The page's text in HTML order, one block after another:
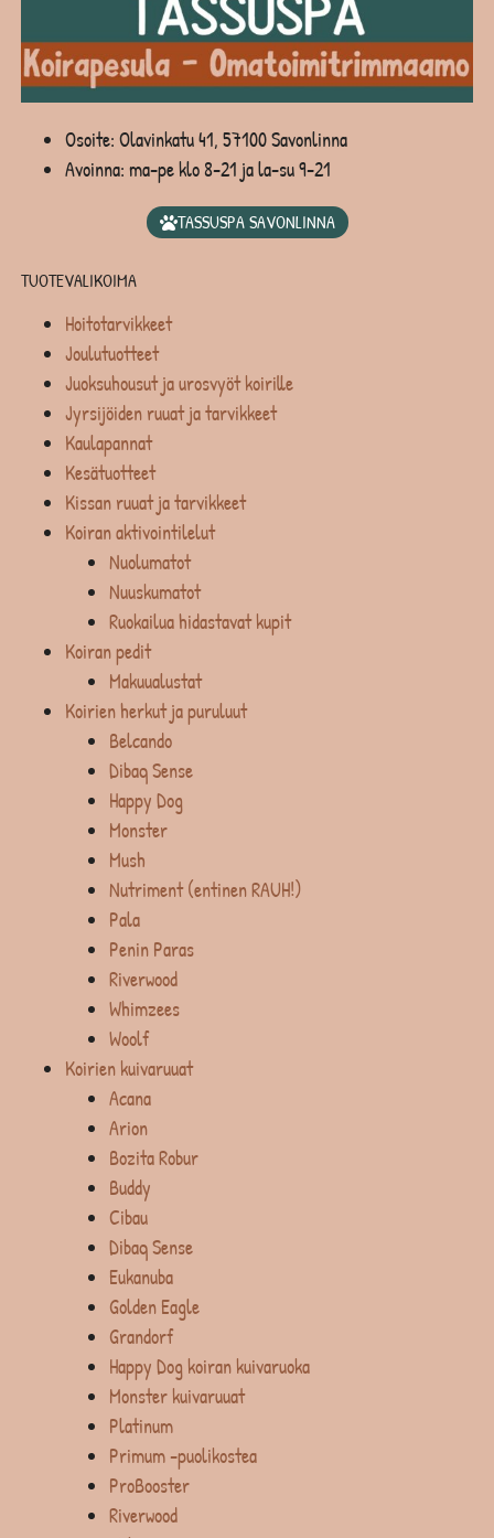
Osoite: Olavinkatu 41, 57100 Savonlinna
Avoinna: ma-pe klo 8-21 ja la-su 9-21
TASSUSPA SAVONLINNA
TUOTEVALIKOIMA
Hoitotarvikkeet
Joulutuotteet
Juoksuhousut ja urosvyöt koirille
Jyrsijöiden ruuat ja tarvikkeet
Kaulapannat
Kesätuotteet
Kissan ruuat ja tarvikkeet
Koiran aktivointilelut
Nuolumatot
Nuuskumatot
Ruokailua hidastavat kupit
Koiran pedit
Makuualustat
Koirien herkut ja puruluut
Belcando
Dibaq Sense
Happy Dog
Monster
Mush
Nutriment (entinen RAUH!)
Pala
Penin Paras
Riverwood
Whimzees
Woolf
Koirien kuivaruuat
Acana
Arion
Bozita Robur
Buddy
Cibau
Dibaq Sense
Eukanuba
Golden Eagle
Grandorf
Happy Dog koiran kuivaruoka
Monster kuivaruuat
Platinum
Primum -puolikostea
ProBooster
Riverwood